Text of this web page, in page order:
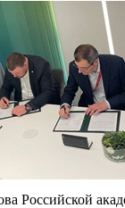
Российской